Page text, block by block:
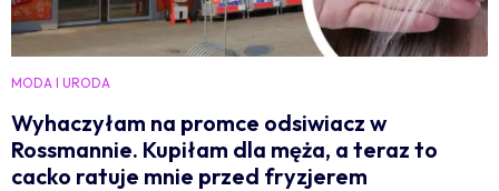
MODA I URODA
Wyhaczyłam na promce odsiwiacz w
Rossmannie. Kupiłam dla męża, a teraz to
cacko ratuje mnie przed fryzjerem